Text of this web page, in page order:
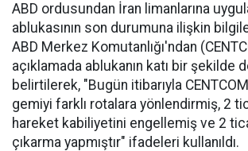
ABD ordusundan İran limanlarına
ablukasının son durumuna ilişkin
ABD Merkez Komutanlığı'ndan
açıklamada ablukanın katı bir şekilde
belirtilerek, "Bugün itibarıyla
gemiyi farklı rotalara yönlendirmiş, 2
hareket kabiliyetini engellemiş ve 2
çıkarma yapmıştır" ifadeleri kullanıldı.